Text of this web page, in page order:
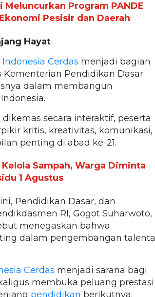
Meluncurkan Program PANDE
Pesisir dan Daerah
Hayat
Indonesia Cerdas menjadi bagian
Pendidikan Dasar
dalam membangun
secara interaktif, peserta
kritis, kreativitas, komunikasi,
penting di abad ke-21.
Sampah, Warga Diminta
1 Agustus
Pendidikan Dasar, dan
RI, Gogot Suharwoto,
menegaskan bahwa
dalam pengembangan talenta
Cerdas menjadi sarana bagi
membuka peluang prestasi
pendidikan berikutnya.